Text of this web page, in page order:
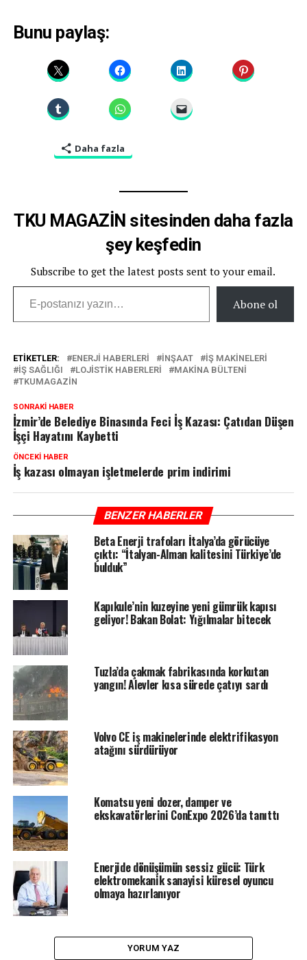
Bunu paylaş:
Daha fazla
TKU MAGAZİN sitesinden daha fazla
şey keşfedin
Subscribe to get the latest posts sent to your email.
E-postanızı yazın…
Abone ol
ETIKETLER: ENERJI HABERLERI INŞAAT
IŞ MAKINELERI
IŞ SAĞLIĞI
LOJISTIK HABERLERI
MAKINA BÜLTENI
TKUMAGAZIN
SONRAKI HABER
İzmir’de Belediye Binasında Feci İş Kazası: Çatıdan Düşen
İşçi Hayatını Kaybetti
ÖNCEKI HABER
İş kazası olmayan işletmelerde prim indirimi
BENZER HABERLER
Beta Enerji trafoları İtalya’da görücüye
çıktı: “İtalyan-Alman kalitesini Türkiye’de
bulduk”
Kapıkule’nin kuzeyine yeni gümrük kapısı
geliyor! Bakan Bolat: Yığılmalar bitecek
Tuzla’da çakmak fabrikasında korkutan
yangın! Alevler kısa sürede çatıyı sardı
Volvo CE iş makinelerinde elektrifikasyon
atağını sürdürüyor
Komatsu yeni dozer, damper ve
ekskavatörlerini ConExpo 2026’da tanıttı
Enerjide dönüşümün sessiz gücü: Türk
elektromekanik sanayisi küresel oyuncu
olmaya hazırlanıyor
YORUM YAZ